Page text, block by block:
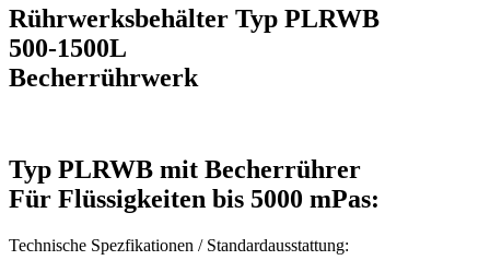
Rührwerksbehälter Typ PLRWB
500-1500L
Becherrührwerk
Typ PLRWB mit Becherrührer
Für Flüssigkeiten bis 5000 mPas:
Technische Spezfikationen / Standardausstattung: